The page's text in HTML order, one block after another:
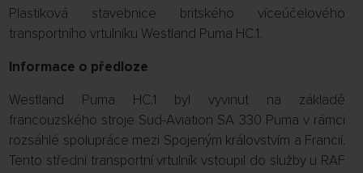
Plastiková stavebnice britského víceúčelového
transportního vrtulníku Westland Puma HC.1.
Informace o předloze
Westland Puma HC.1 byl vyvinut na základě
francouzského stroje Sud-Aviation SA 330 Puma v rámci
rozsáhlé spolupráce mezi Spojeným královstvím a Francií.
Tento střední transportní vrtulník vstoupil do služby u RAF